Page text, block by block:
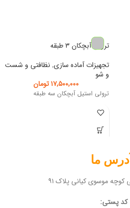
ترولی آبچکان ۳ طبقه
تجهیزات آماده سازی, نظافتی و شست
و شو
۱۷,۵۰۰,۰۰۰ تومان
ترولی استیل آبچکان سه طبقه
آدرس ما
کد پستی: